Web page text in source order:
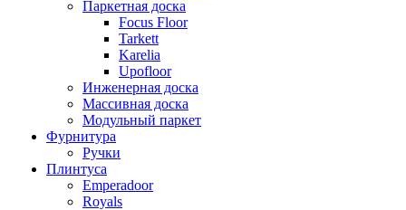
Паркетная доска
Focus Floor
Tarkett
Karelia
Upofloor
Инженерная доска
Массивная доска
Модульный паркет
Фурнитура
Ручки
Плинтуса
Emperadoor
Royals